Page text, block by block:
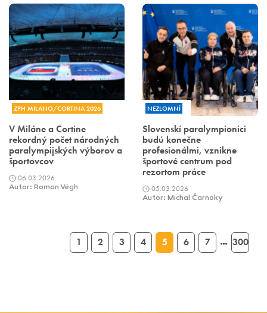
ZPH MILANO/CORTINA 2026
V Miláne a Cortine
rekordný počet národných
paralympijských výborov a
športovcov
06.03.2026
Autor: Roman Végh
NEZLOMNÍ
Slovenskí paralympionici
budú konečne
profesionálmi, vznikne
športové centrum pod
rezortom práce
05.03.2026
Autor: Michal Čarnoky
1 2 3 4 5 6 7 … 300